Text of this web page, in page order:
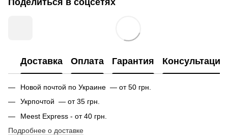
Доставка Оплата Гарантия Консультация
Новой почтой по Украине — от 50 грн.
Укрпочтой — от 35 грн.
Meest Express - от 40 грн.
Подробнее о доставке